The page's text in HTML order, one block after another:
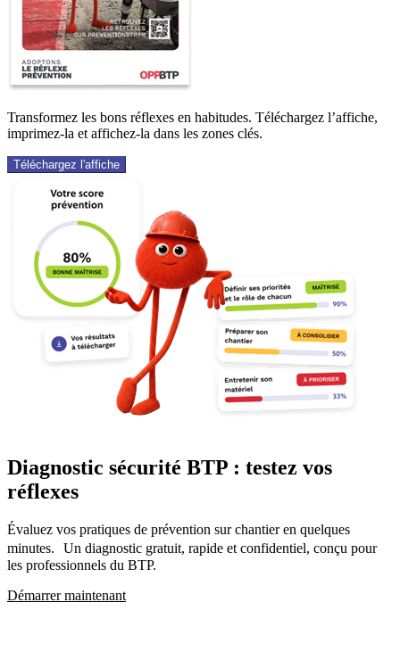
Transformez les bons réflexes en habitudes. Téléchargez l’affiche,
imprimez-la et affichez-la dans les zones clés.
Téléchargez l'affiche
Diagnostic sécurité BTP : testez vos
réflexes
Évaluez vos pratiques de prévention sur chantier en quelques
minutes. Un diagnostic gratuit, rapide et confidentiel, conçu pour
les professionnels du BTP.
Démarrer maintenant